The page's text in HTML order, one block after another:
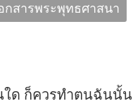
กสารพระพุทธศาสนา
ด ก็ควรทำตนฉันนั้น